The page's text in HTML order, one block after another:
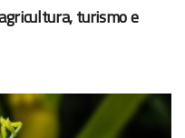
turismo e